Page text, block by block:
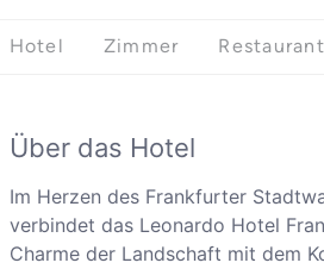
Hotel Zimmer
Über das Hotel
Im Herzen des Frankfurter
verbindet das Leonardo Hotel
Charme der Landschaft mit dem